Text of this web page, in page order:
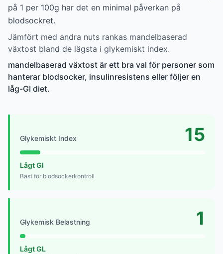
på 1 per 100g har det en minimal påverkan på
blodsockret.
Jämfört med andra nuts rankas mandelbaserad
växtost bland de lägsta i glykemiskt index.
mandelbaserad växtost är ett bra val för personer som
hanterar blodsocker, insulinresistens eller följer en
låg-GI diet.
Glykemiskt Index 15
Lågt GI
Bäst för blodsockerkontroll
Glykemisk Belastning 1
Lågt GL